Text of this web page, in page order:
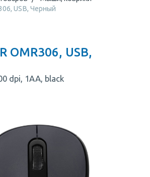
USB, Черный
USB,
dpi, 1AA, black